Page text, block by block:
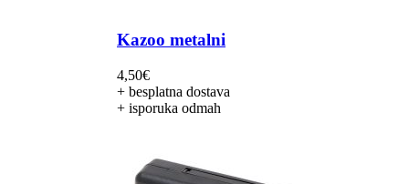
Kazoo metalni
4,50€
+ besplatna dostava
+ isporuka odmah